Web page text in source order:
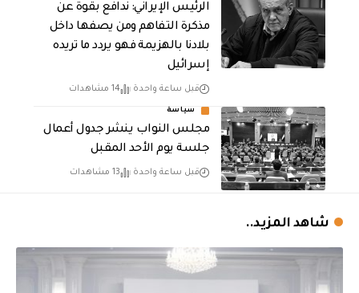
الرئيس الإيراني: ندافع بقوة عن
مذكرة التفاهم ومن يصفها داخل
بلادنا بالهزيمة فهو يردد ما تريده
إسرائيل
قبل ساعة واحدة 14 مشاهدات
سياسة
مجلس النواب ينشر جدول أعمال
جلسة يوم الأحد المقبل
قبل ساعة واحدة 13 مشاهدات
شاهد المزيد..